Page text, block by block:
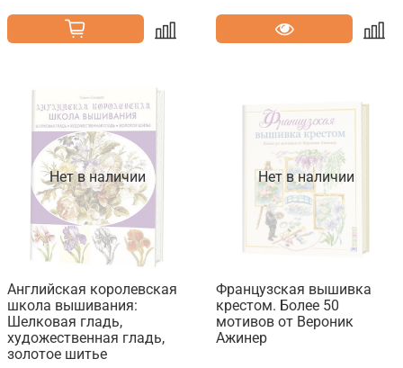
Нет в наличии
Английская королевская
школа вышивания:
Шелковая гладь,
художественная гладь,
золотое шитье
Нет в наличии
Французская вышивка
крестом. Более 50
мотивов от Вероник
Ажинер